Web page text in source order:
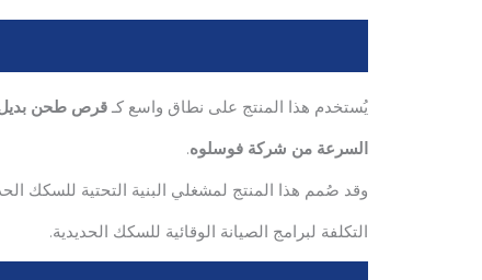
يُستخدم هذا المنتج على نطاق واسع كـ
السرعة من شركة فوسلوه.
وقد صُمم هذا المنتج لمشغلي البنية التحتية للسكك
التكلفة لبرامج الصيانة الوقائية للسكك الحديدية.